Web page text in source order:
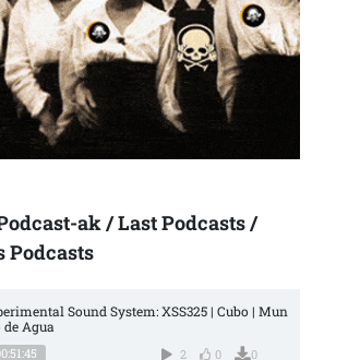
ak / Last Podcasts /
Podcasts
Sound System: XSS325 | Cubo | Mun
de Agua
2 0 0